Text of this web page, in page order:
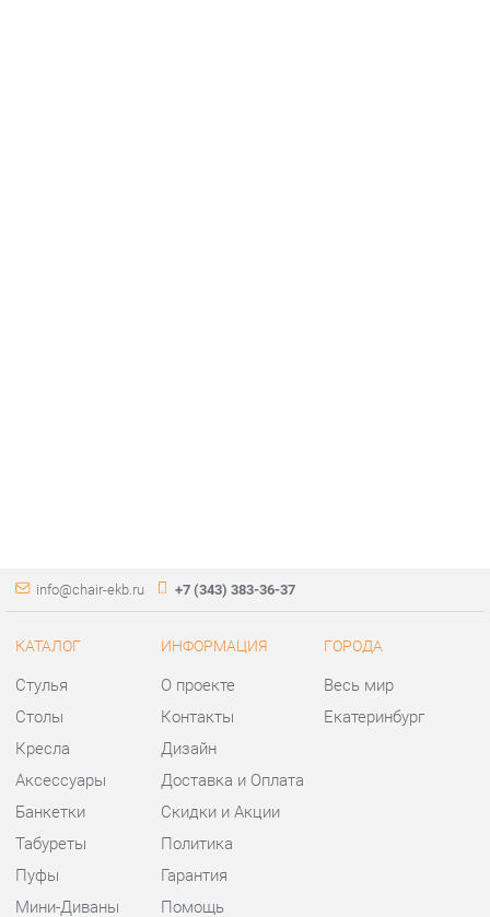
КАТАЛОГ
Кресла
Аксессуары
Банкетки
Табуреты
Пуфы
Мини-Диваны
Комплектующие
ИНФОРМАЦИЯ
Дизайн
Доставка и Оплата
Скидки и Акции
Политика
Гарантия
Помощь